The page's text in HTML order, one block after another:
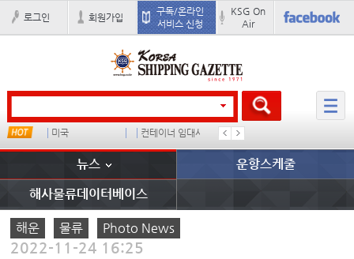
로그인 회원가입
구독/온라인
서비스 신청
KSG On
Air
미국 컨테이너 임대사 배
뉴스 운항스케줄
해사물류데이터베이스
해운 물류 Photo News
2022-11-24 16:25